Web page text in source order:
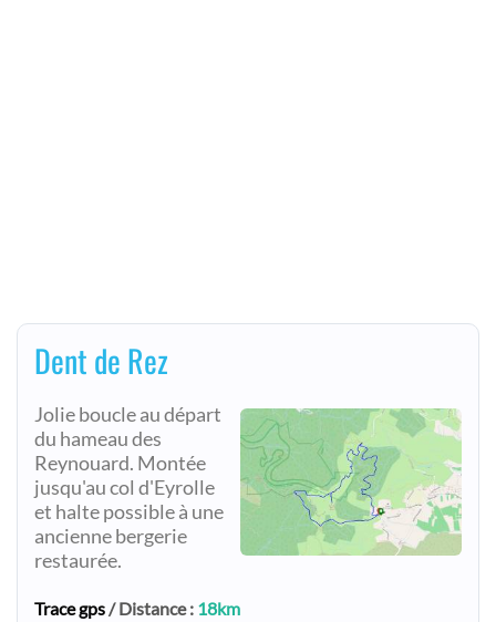
Dent de Rez
Jolie boucle au départ
du hameau des
Reynouard. Montée
jusqu'au col d'Eyrolle
et halte possible à une
ancienne bergerie
restaurée.
Trace gps/ Distance : 18km